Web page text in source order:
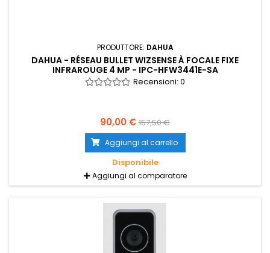
PRODUTTORE: DAHUA
DAHUA - RÉSEAU BULLET WIZSENSE À FOCALE FIXE
INFRAROUGE 4 MP - IPC-HFW3441E-SA
Recensioni: 0
90,00 € 157,50 €
Aggiungi al carrello
Disponibile
Aggiungi al comparatore